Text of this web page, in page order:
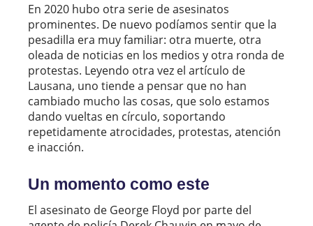
En 2020 hubo otra serie de asesinatos
prominentes. De nuevo podíamos sentir que la
pesadilla era muy familiar: otra muerte, otra
oleada de noticias en los medios y otra ronda de
protestas. Leyendo otra vez el artículo de
Lausana, uno tiende a pensar que no han
cambiado mucho las cosas, que solo estamos
dando vueltas en círculo, soportando
repetidamente atrocidades, protestas, atención
e inacción.
Un momento como este
El asesinato de George Floyd por parte del